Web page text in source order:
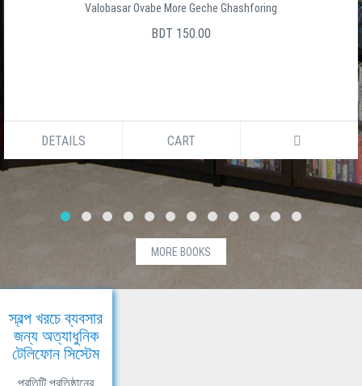
Valobasar Ovabe More Geche Ghashforing
BDT 150.00
DETAILS CART
MORE BOOKS
স্বল্প খরচে ব্যবসার
জন্য অত্যাধুনিক
টেলিফোন সিস্টেম